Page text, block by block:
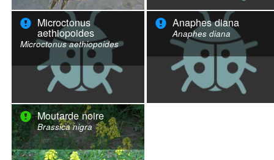
Microctonus
aethiopoides
Microctonus aethiopoides
Anaphes diana
Anaphes diana
Moutarde noire
Brassica nigra